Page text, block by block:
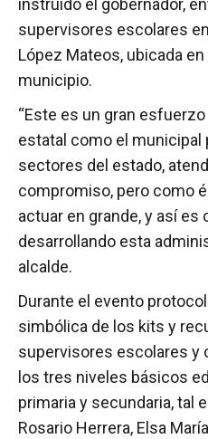
instruido el gobernador,
supervisores escolares
López Mateos, ubicada en
municipio.
“Este es un gran
estatal como el municipal
sectores del estado,
compromiso, pero como
actuar en grande, y así es
desarrollando esta
alcalde.
Durante el evento
simbólica de los kits y
supervisores escolares y
los tres niveles básicos
primaria y secundaria, tal
Rosario Herrera, Elsa